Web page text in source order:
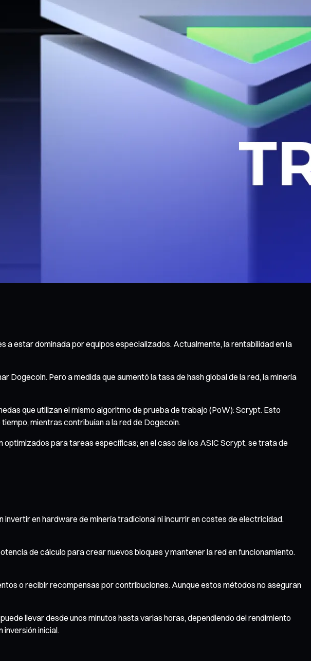
estar dominada por equipos especializados. Actualmente, la rentabilidad en la
Dogecoin. Pero a medida que aumentó la tasa de hash global de la red, la minería
que utilizan el mismo algoritmo de prueba de trabajo (PoW): Scrypt. Esto
mientras contribuían a la red de Dogecoin.
optimizados para tareas específicas; en el caso de los ASIC Scrypt, se trata de
en hardware de minería tradicional ni incurrir en costes de electricidad.
de cálculo para crear nuevos bloques y mantener la red en funcionamiento.
o recibir recompensas por contribuciones. Aunque estos métodos no aseguran
llevar desde unos minutos hasta varias horas, dependiendo del rendimiento
inicial.